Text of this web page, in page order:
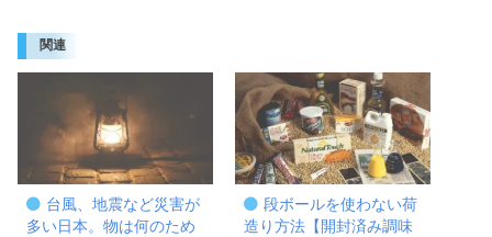
関連
台風、地震など災害が
多い日本。物は何のため
段ボールを使わない荷
造り方法【開封済み調味